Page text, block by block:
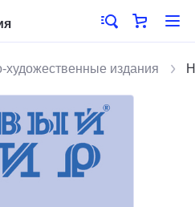
художественные издания